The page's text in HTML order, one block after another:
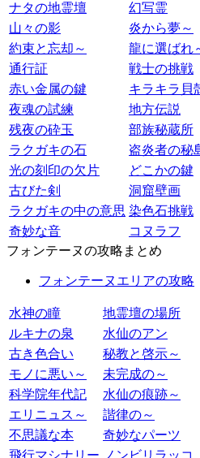
ナタの地霊壇
幻写霊
山々の影
炎から夢～
約束と忘却～
龍に選ばれ
通行証
戦士の挑戦
赤い金属の鍵
キラキラ貝
夜魂の試練
地方伝説
残夜の砕玉
部族秘蔵所
ラクガキの石
盗炎者の秘
光の刻印の欠片
どこかの鍵
古びた剣
洞窟壁画
ラクガキの中の意思 染色石挑戦
奇妙な音
コヌラフ
フォンテーヌの攻略まとめ
フォンテーヌエリアの攻略
水神の瞳
地霊壇の場所
ルキナの泉
水仙のアン
古き色合い
秘教と啓示～
モノに悪い～
未完成の～
科学院年代記
水仙の痕跡～
エリニュス～
諧律の～
不思議な本
奇妙なパーツ
飛行マシナリー ノンビリラッコ